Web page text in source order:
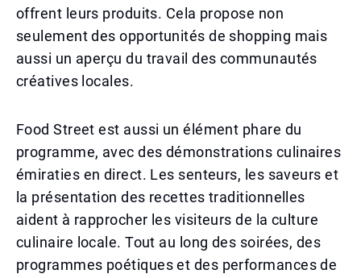
offrent leurs produits. Cela propose non
seulement des opportunités de shopping mais
aussi un aperçu du travail des communautés
créatives locales.
Food Street est aussi un élément phare du
programme, avec des démonstrations culinaires
émiraties en direct. Les senteurs, les saveurs et
la présentation des recettes traditionnelles
aident à rapprocher les visiteurs de la culture
culinaire locale. Tout au long des soirées, des
programmes poétiques et des performances de